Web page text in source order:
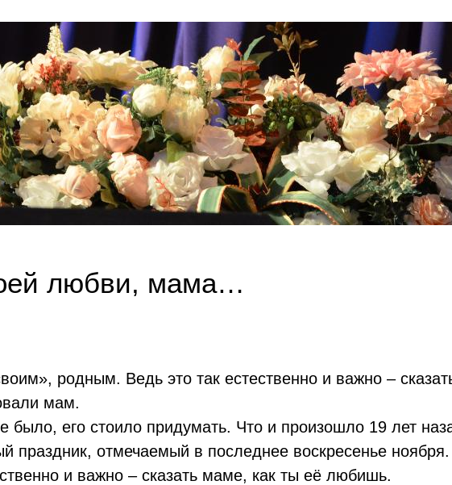
любви, мама…
родным. Ведь это так естественно и важно –
мам.
было, его стоило придумать. Что и произошло 19 лет
праздник, отмечаемый в последнее воскресенье
и важно – сказать маме, как ты её любишь.